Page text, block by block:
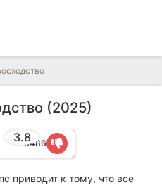
(2025)
3.83486
приводит к тому, что все